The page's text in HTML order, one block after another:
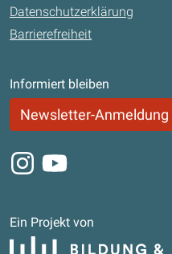
Datenschutzerklärung
Barrierefreiheit
Informiert bleiben
Newsletter-Anmeldung
Instagram
Youtube
Ein Projekt von
Bildung und Begabung